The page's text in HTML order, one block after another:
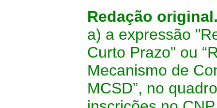
Redação
a) a expressão
Curto Prazo" ou
Mecanismo de
MCSD”, no